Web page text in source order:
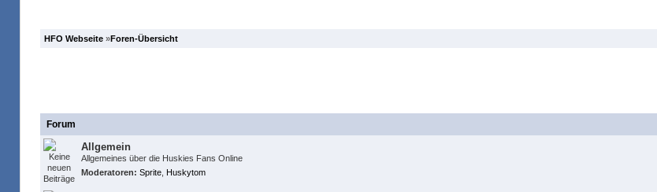
HFO Webseite »Foren-Übersicht
Forum
Allgemein
Allgemeines über die Huskies Fans Online
Moderatoren: Sprite Huskytom